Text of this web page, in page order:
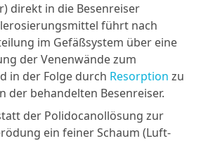
direkt in die Besenreiser
führt nach
im Gefäßsystem über eine
der Venenwände zum
in der Folge durch Resorption zu
der behandelten Besenreiser.
der Polidocanollösung zur
ein feiner Schaum (Luft-